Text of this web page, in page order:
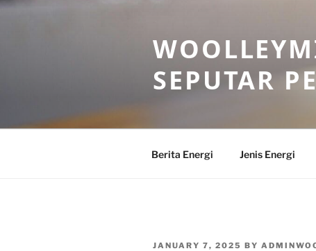
Skip
SEPUTAR
Berita Energi Jenis Energi
POSTED
JANUARY 7, 2025 BY